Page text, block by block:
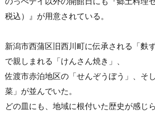
税込）』が用意されている。
新潟市西蒲区旧西川町に伝承される「麩
で親しまれる「けんさん焼き」、
佐渡市赤泊地区の「せんぞうぼう」、そ
菜」が並んでいた。
どの皿にも、地域に根付いた歴史が感じら